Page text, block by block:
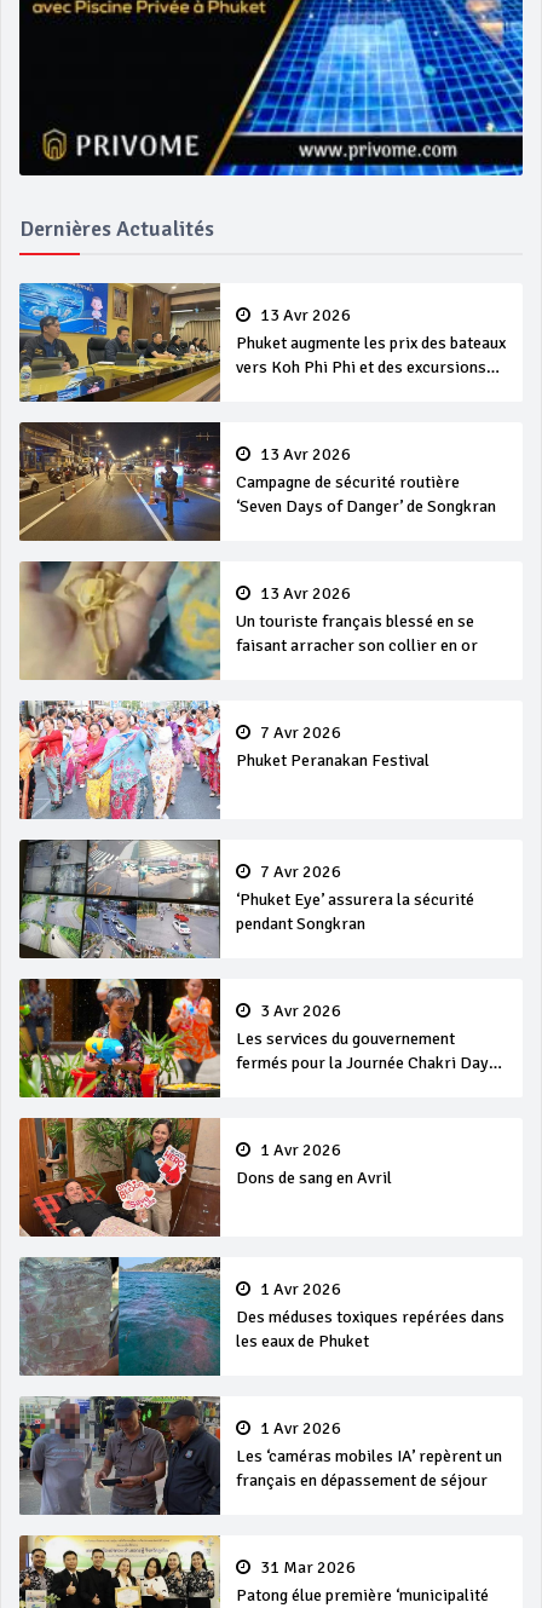
Dernières Actualités
13 Avr 2026
Phuket augmente les prix des bateaux
vers Koh Phi Phi et des excursions
13 Avr 2026
Campagne de sécurité routière
‘Seven Days of Danger’ de Songkran
13 Avr 2026
Un touriste français blessé en se
faisant arracher son collier en or
7 Avr 2026
Phuket Peranakan Festival
7 Avr 2026
‘Phuket Eye’ assurera la sécurité
pendant Songkran
3 Avr 2026
Les services du gouvernement
fermés pour la Journée Chakri Day
1 Avr 2026
Dons de sang en Avril
1 Avr 2026
Des méduses toxiques repérées dans
les eaux de Phuket
1 Avr 2026
Les ‘caméras mobiles IA’ repèrent un
français en dépassement de séjour
31 Mar 2026
Patong élue première ‘municipalité